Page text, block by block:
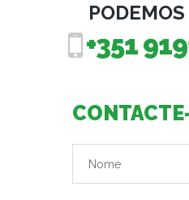
+351
Nome